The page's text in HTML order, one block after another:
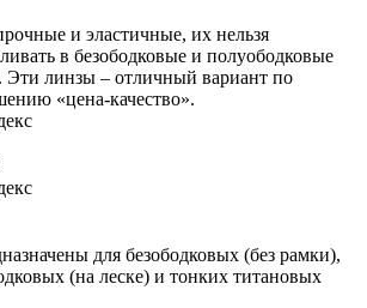
и эластичные, их нельзя
в безободковые и полуободковые
Эти линзы – отличный вариант по
«цена-качество».
для безободковых (без рамки),
(на леске) и тонких титановых